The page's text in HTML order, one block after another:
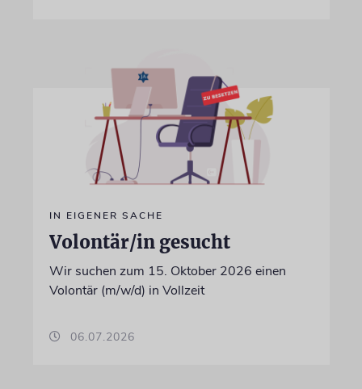
IN EIGENER SACHE
Volontär/in gesucht
Wir suchen zum 15. Oktober 2026 einen
Volontär (m/w/d) in Vollzeit
06.07.2026